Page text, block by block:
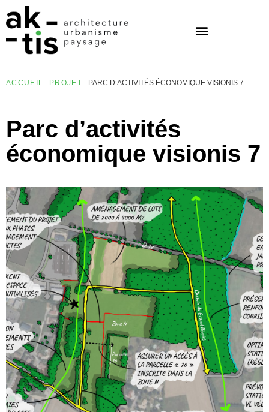
ACCUEIL - PROJET - PARC D’ACTIVITÉS ÉCONOMIQUE VISIONIS 7
Parc d’activités
économique visionis 7